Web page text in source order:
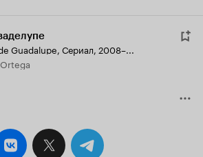
Guadalupe, Сериал, 2008–...
Ortega